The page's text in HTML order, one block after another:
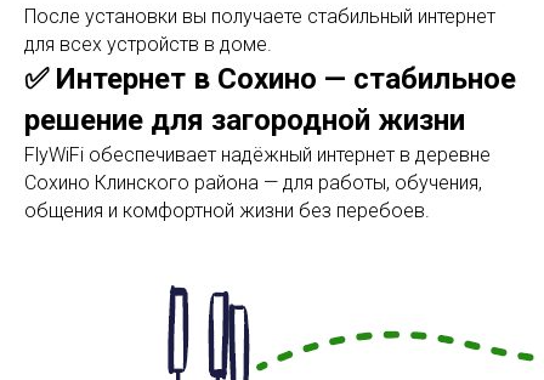
После установки вы получаете стабильный интернет
для всех устройств в доме.
✅ Интернет в Сохино — стабильное
решение для загородной жизни
FlyWiFi обеспечивает надёжный интернет в деревне
Сохино Клинского района — для работы, обучения,
общения и комфортной жизни без перебоев.